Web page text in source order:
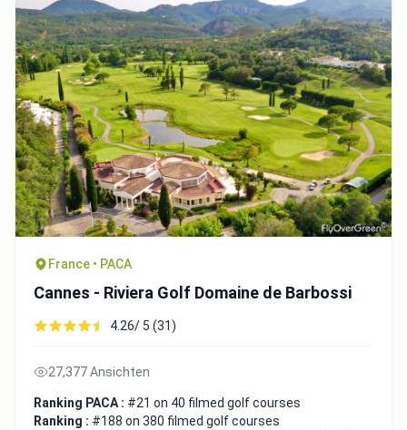
France • PACA
Cannes - Riviera Golf Domaine de Barbossi
4.26/ 5 (31)
27,377 Ansichten
Ranking PACA : #21 on 40 filmed golf courses
Ranking : #188 on 380 filmed golf courses